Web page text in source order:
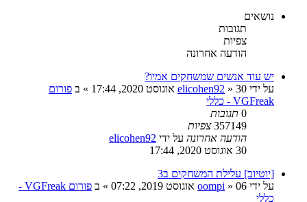
נושאים
תגובות
צפיות
הודעה אחרונה
יש עוד אנשים שמשחקים אמיו?
על ידי
elicohen92 » 30 אוגוסט 2020, 17:44 » ב פורום
VGFreak - כללי
0 תגובות
357149 צפיות
הודעה אחרונה על ידי elicohen92
30 אוגוסט 2020, 17:44
[יוטיוב] עלילת המשחקים ב3
על ידי
oompi » 06 אוגוסט 2019, 07:22 » ב
פורום VGFreak -
כללי